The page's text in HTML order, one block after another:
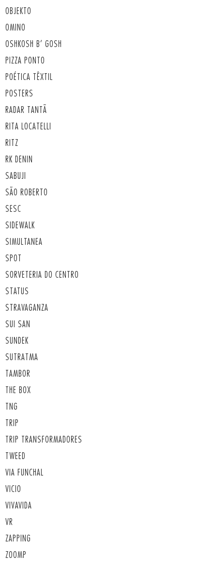
OBJEKTO
OMINO
OSHKOSH B’ GOSH
PIZZA PONTO
POÉTICA TÊXTIL
POSTERS
RADAR TANTÃ
RITA LOCATELLI
RITZ
RK DENIN
SABUJI
SÃO ROBERTO
SESC
SIDEWALK
SIMULTANEA
SPOT
SORVETERIA DO CENTRO
STATUS
STRAVAGANZA
SUI SAN
SUNDEK
SUTRATMA
TAMBOR
THE BOX
TNG
TRIP
TRIP TRANSFORMADORES
TWEED
VIA FUNCHAL
VICIO
VIVAVIDA
VR
ZAPPING
ZOOMP